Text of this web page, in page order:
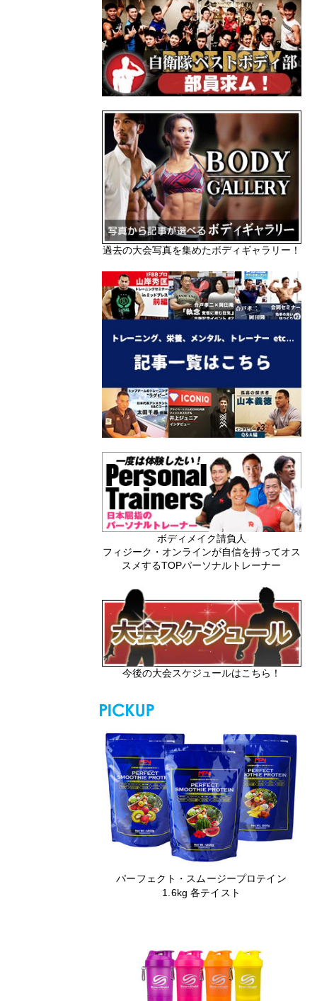
過去の大会写真を集めたボディギャラリー！
ボディメイク請負人
フィジーク・オンラインが自信を持ってオス
スメするTOPパーソナルトレーナー
今後の大会スケジュールはこちら！
パーフェクト・スムージープロテイン
1.6kg 各テイスト